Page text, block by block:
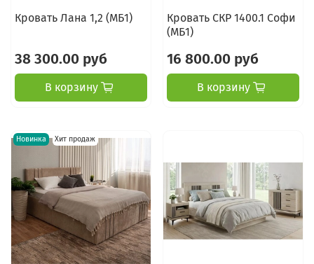
Кровать Лана 1,2 (МБ1)
38 300.00 руб
В корзину
Кровать СКР 1400.1 Софи
(МБ1)
16 800.00 руб
В корзину
Новинка Хит продаж